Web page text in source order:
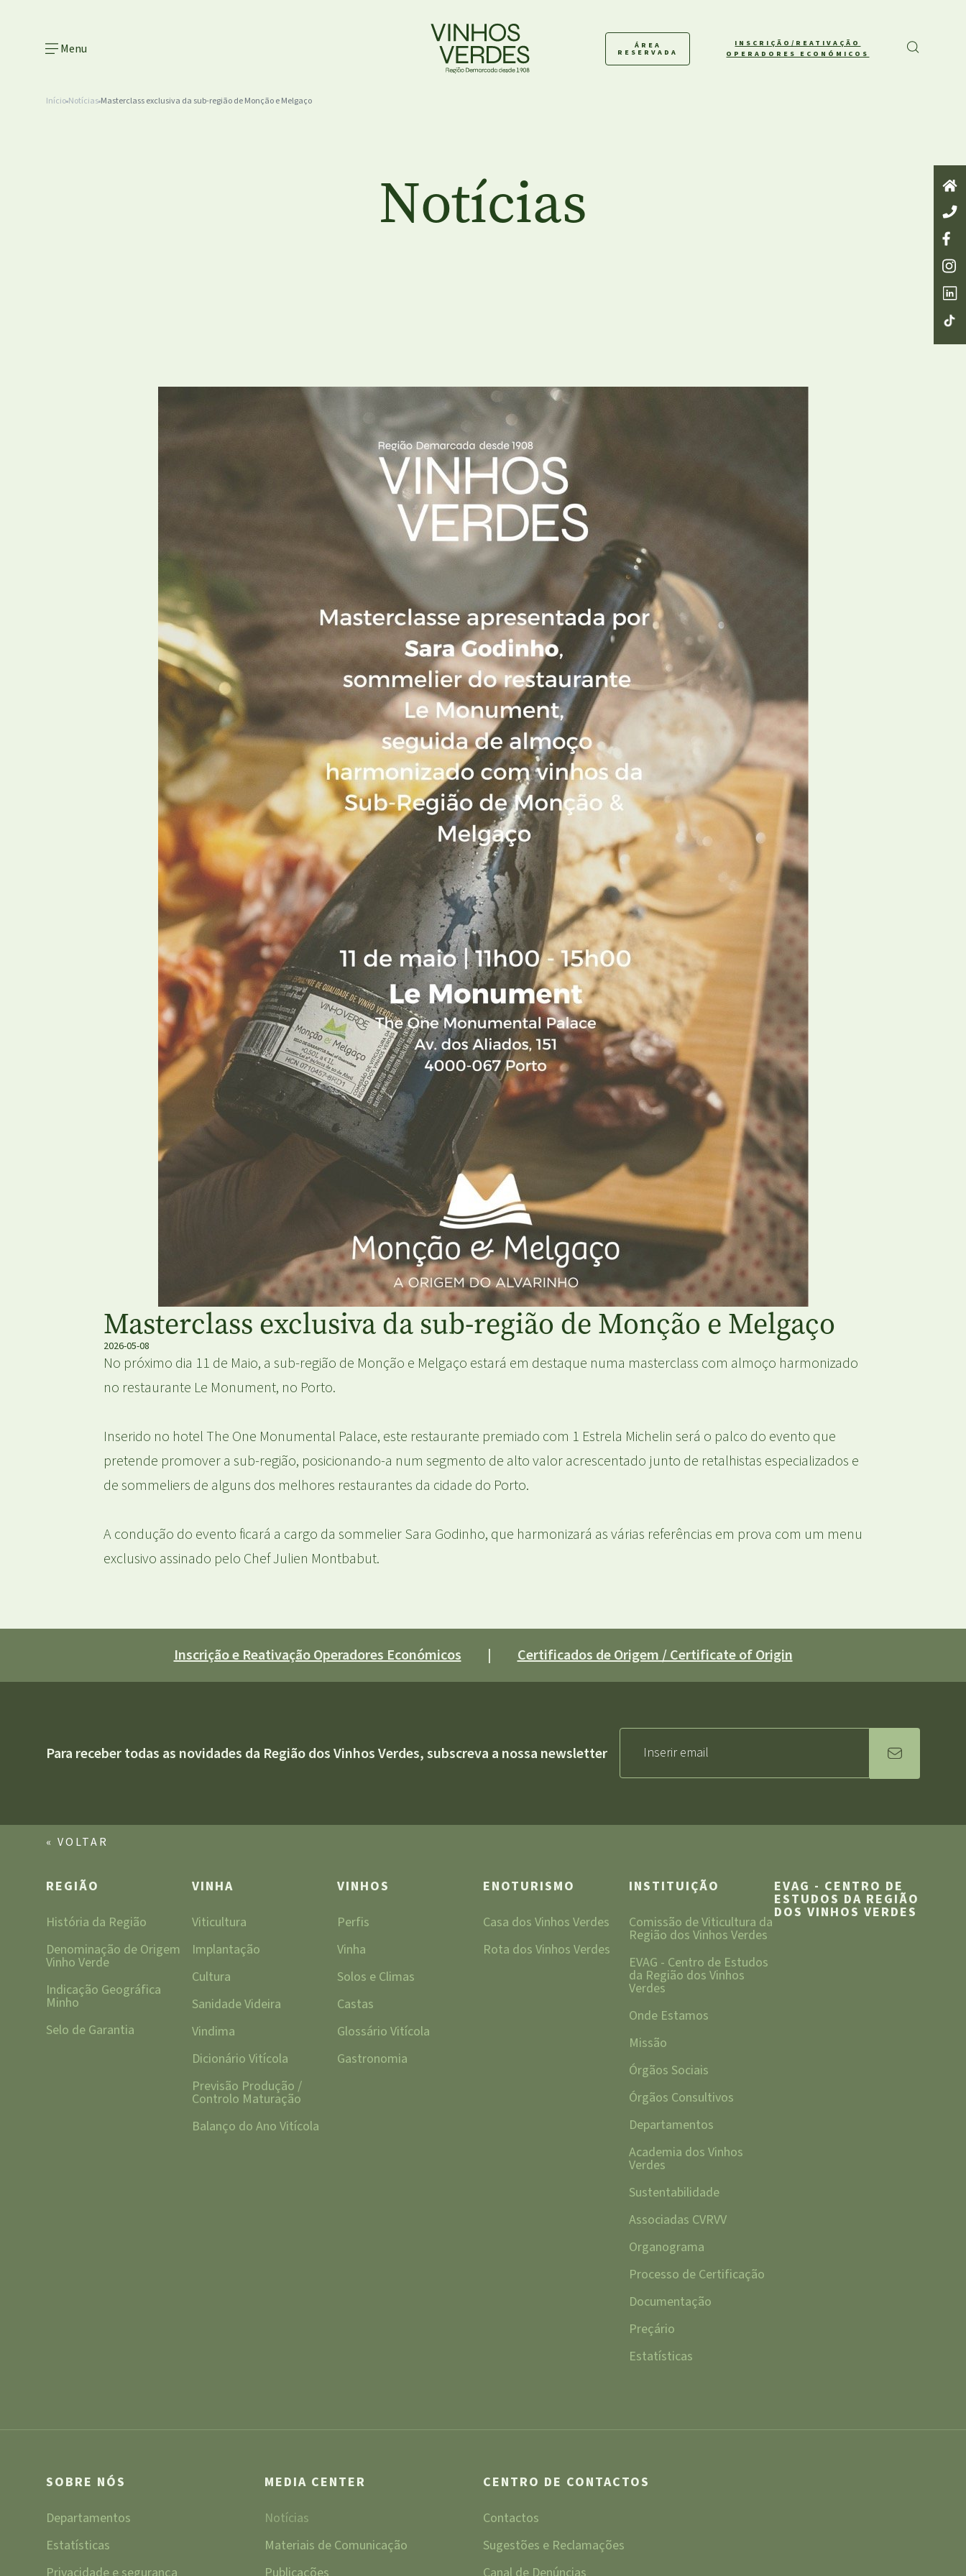
Menu ÁREA
RESERVADA
INSCRIÇÃO/REATIVAÇÃO
OPERADORES ECONÓMICOS
Início Notícias Masterclass exclusiva da sub-região de Monção e Melgaço
Notícias
Masterclass exclusiva da sub-região de Monção e Melgaço
2026-05-08
No próximo dia 11 de Maio, a sub-região de Monção e Melgaço estará em destaque numa masterclass com almoço harmonizado
no restaurante Le Monument, no Porto.
Inserido no hotel The One Monumental Palace, este restaurante premiado com 1 Estrela Michelin será o palco do evento que
pretende promover a sub-região, posicionando-a num segmento de alto valor acrescentado junto de retalhistas especializados e
de sommeliers de alguns dos melhores restaurantes da cidade do Porto.
A condução do evento ficará a cargo da sommelier Sara Godinho, que harmonizará as várias referências em prova com um menu
exclusivo assinado pelo Chef Julien Montbabut.
Inscrição e Reativação Operadores Económicos | Certificados de Origem / Certificate of Origin
Para receber todas as novidades da Região dos Vinhos Verdes, subscreva a nossa newsletter
« VOLTAR
REGIÃO
História da Região
Denominação de Origem
Vinho Verde
Indicação Geográfica
Minho
Selo de Garantia
VINHA
Viticultura
Implantação
Cultura
Sanidade Videira
Vindima
Dicionário Vitícola
Previsão Produção /
Controlo Maturação
Balanço do Ano Vitícola
VINHOS
Perfis
Vinha
Solos e Climas
Castas
Glossário Vitícola
Gastronomia
ENOTURISMO
Casa dos Vinhos Verdes
Rota dos Vinhos Verdes
INSTITUIÇÃO
Comissão de Viticultura da
Região dos Vinhos Verdes
EVAG - Centro de Estudos
da Região dos Vinhos
Verdes
Onde Estamos
Missão
Órgãos Sociais
Órgãos Consultivos
Departamentos
Academia dos Vinhos
Verdes
Sustentabilidade
Associadas CVRVV
Organograma
Processo de Certificação
Documentação
Preçário
Estatísticas
EVAG - CENTRO DE
ESTUDOS DA REGIÃO
DOS VINHOS VERDES
SOBRE NÓS
Departamentos
Estatísticas
MEDIA CENTER
Notícias
Materiais de Comunicação
CENTRO DE CONTACTOS
Contactos
Sugestões e Reclamações